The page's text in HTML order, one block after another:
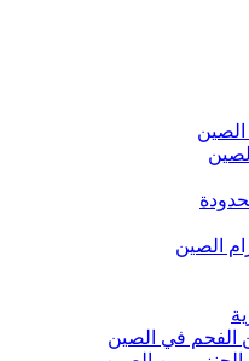
الصين
الفحم في الصين